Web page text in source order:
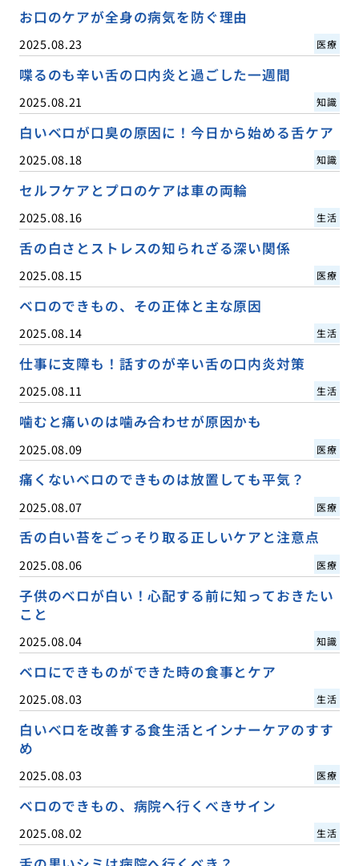
お口のケアが全身の病気を防ぐ理由
2025.08.23 医療
喋るのも辛い舌の口内炎と過ごした一週間
2025.08.21 知識
白いベロが口臭の原因に！今日から始める舌ケア
2025.08.18 知識
セルフケアとプロのケアは車の両輪
2025.08.16 生活
舌の白さとストレスの知られざる深い関係
2025.08.15 医療
ベロのできもの、その正体と主な原因
2025.08.14 生活
仕事に支障も！話すのが辛い舌の口内炎対策
2025.08.11 生活
噛むと痛いのは噛み合わせが原因かも
2025.08.09 医療
痛くないベロのできものは放置しても平気？
2025.08.07 医療
舌の白い苔をごっそり取る正しいケアと注意点
2025.08.06 医療
子供のベロが白い！心配する前に知っておきたい
こと
2025.08.04 知識
ベロにできものができた時の食事とケア
2025.08.03 生活
白いベロを改善する食生活とインナーケアのすす
め
2025.08.03 医療
ベロのできもの、病院へ行くべきサイン
2025.08.02 生活